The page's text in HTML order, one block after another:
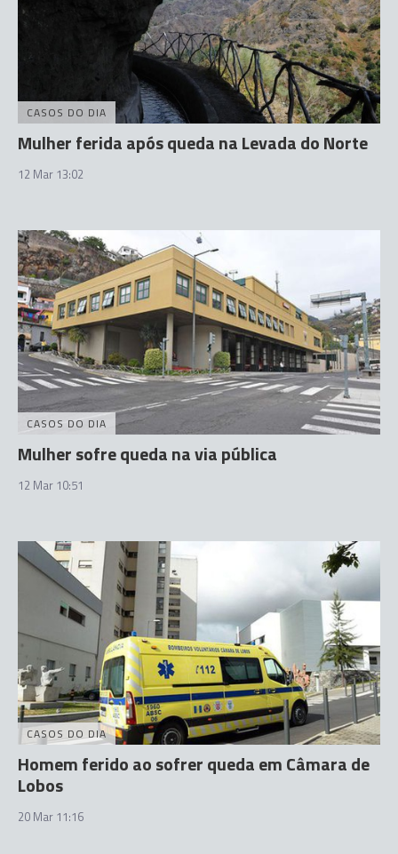
CASOS DO DIA
Mulher ferida após queda na Levada do Norte
12 Mar 13:02
CASOS DO DIA
Mulher sofre queda na via pública
12 Mar 10:51
CASOS DO DIA
Homem ferido ao sofrer queda em Câmara de
Lobos
20 Mar 11:16